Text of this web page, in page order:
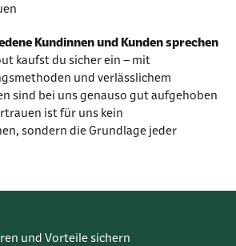
Kundinnen und Kunden sprechen
kaufst du sicher ein – mit
und verlässlichem
sind bei uns genauso gut aufgehoben
ist für uns kein
sondern die Grundlage jeder
und Vorteile sichern